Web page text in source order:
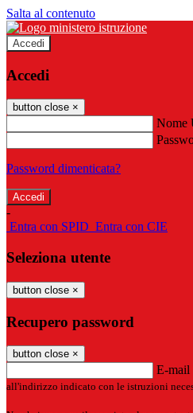
Salta al contenuto
Accedi
Accedi
button close ×
Nome
Password dimenticata?
-
Entra con SPID Entra con CIE
Seleziona utente
button close ×
Recupero password
button close ×
E-mail
all'indirizzo indicato con le istruzioni